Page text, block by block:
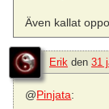
Även kallat
Erik den 31
@Pinjata: